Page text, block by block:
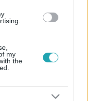
my
the